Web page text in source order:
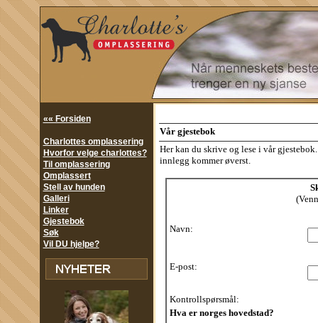
«« Forsiden
Charlottes omplassering
Hvorfor velge charlottes?
Til omplassering
Omplassert
Stell av hunden
Galleri
Linker
Gjestebok
Søk
Vil DU hjelpe?
Vår gjestebok
Her kan du skrive og lese i vår
innlegg kommer øverst.
Navn:
E-post:
Kontrollspørsmål:
Hva er norges hovedstad?